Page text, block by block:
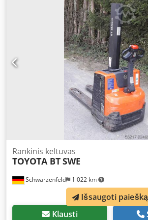
Schwarzenfeld 1 022 km
Rankinis keltuvas
TOYOTA BTSWE
Klausti
Išsaugoti paiešką